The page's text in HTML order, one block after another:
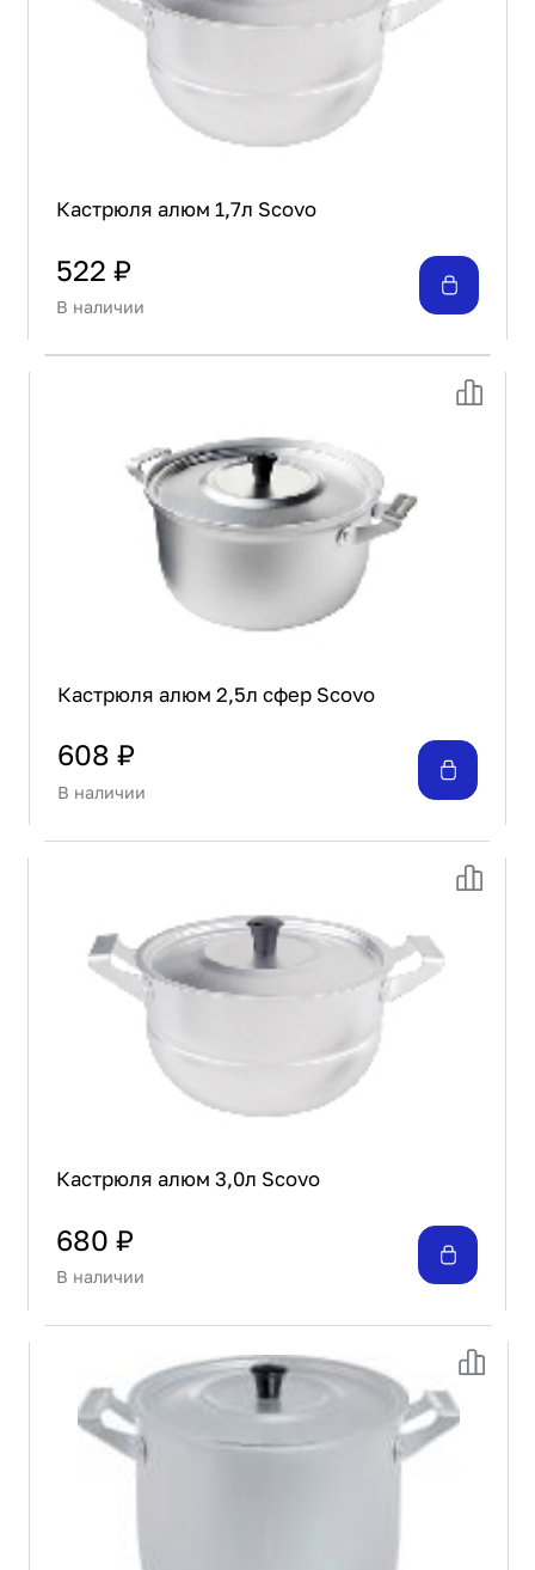
Кастрюля алюм 1,7л Scovo
522 ₽
В наличии
Кастрюля алюм 2,5л сфер Scovo
608 ₽
В наличии
Кастрюля алюм 3,0л Scovo
680 ₽
В наличии